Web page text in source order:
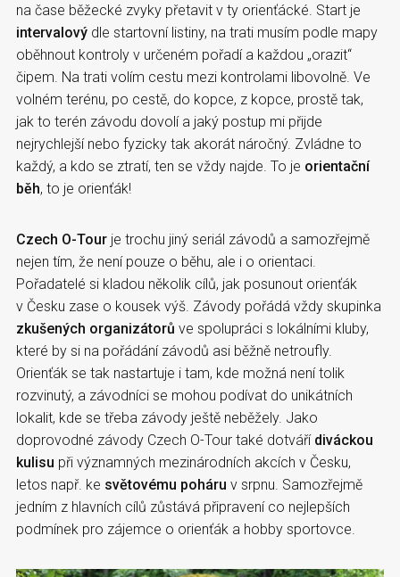
na čase běžecké zvyky přetavit v ty orienťácké. Start je
intervalový dle startovní listiny, na trati musím podle mapy
oběhnout kontroly v určeném pořadí a každou „orazit“
čipem. Na trati volím cestu mezi kontrolami libovolně. Ve
volném terénu, po cestě, do kopce, z kopce, prostě tak,
jak to terén závodu dovolí a jaký postup mi přijde
nejrychlejší nebo fyzicky tak akorát náročný. Zvládne to
každý, a kdo se ztratí, ten se vždy najde. To je orientační
běh, to je orienťák!
Czech O-Tour je trochu jiný seriál závodů a samozřejmě
nejen tím, že není pouze o běhu, ale i o orientaci.
Pořadatelé si kladou několik cílů, jak posunout orienťák
v Česku zase o kousek výš. Závody pořádá vždy skupinka
zkušených organizátorů ve spolupráci s lokálními kluby,
které by si na pořádání závodů asi běžně netroufly.
Orienťák se tak nastartuje i tam, kde možná není tolik
rozvinutý, a závodníci se mohou podívat do unikátních
lokalit, kde se třeba závody ještě neběžely. Jako
doprovodné závody Czech O-Tour také dotváří diváckou
kulisu při významných mezinárodních akcích v Česku,
letos např. ke světovému poháru v srpnu. Samozřejmě
jedním z hlavních cílů zůstává připravení co nejlepších
podmínek pro zájemce o orienťák a hobby sportovce.